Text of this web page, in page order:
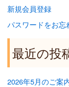
新規会員登録
パスワードをお忘
最近の投
2026年5月のご案